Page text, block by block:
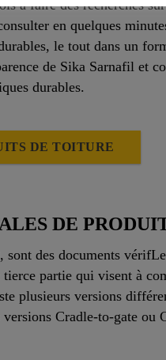
à faire des recherches
en quelques
le tout dans un
de Sika Sarnafil et
durables.
DE TOITURE
DE
des documents
partie qui visent à
plusieurs versions
Cradle-to-gate ou